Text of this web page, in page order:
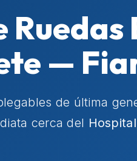
—
de última
cerca del